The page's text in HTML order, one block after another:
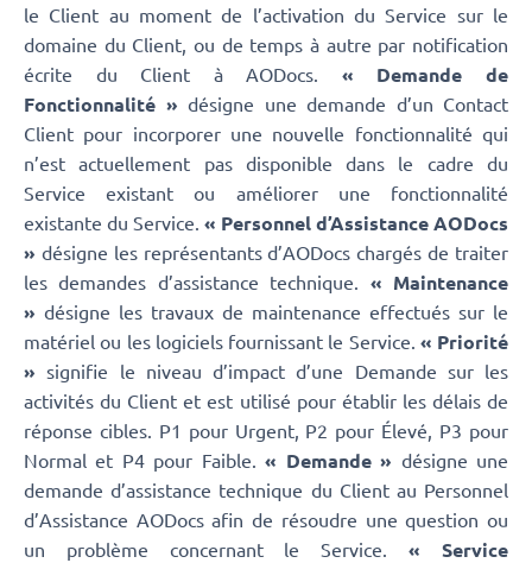
le Client au moment de l’activation du Service sur le
domaine du Client, ou de temps à autre par notification
écrite du Client à AODocs. « Demande de
Fonctionnalité » désigne une demande d’un Contact
Client pour incorporer une nouvelle fonctionnalité qui
n’est actuellement pas disponible dans le cadre du
Service existant ou améliorer une fonctionnalité
existante du Service. « Personnel d’Assistance AODocs
» désigne les représentants d’AODocs chargés de traiter
les demandes d’assistance technique. « Maintenance
» désigne les travaux de maintenance effectués sur le
matériel ou les logiciels fournissant le Service. « Priorité
» signifie le niveau d’impact d’une Demande sur les
activités du Client et est utilisé pour établir les délais de
réponse cibles. P1 pour Urgent, P2 pour Élevé, P3 pour
Normal et P4 pour Faible.« Demande » désigne une
demande d’assistance technique du Client au Personnel
d’Assistance AODocs afin de résoudre une question ou
un problème concernant le Service.« Service